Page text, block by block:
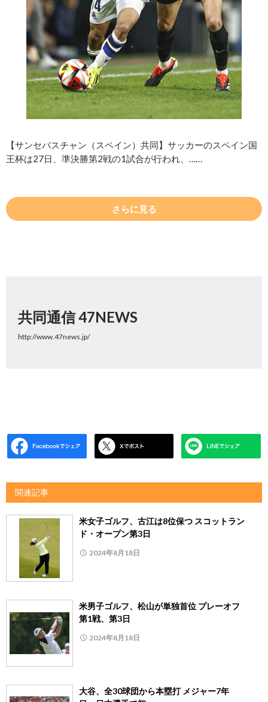
【サンセバスチャン（スペイン）共同】サッカーのスペイン国
王杯は27日、準決勝第2戦の1試合が行われ、……
さらに見る
共同通信 47NEWS
http://www.47news.jp/
関連記事
米女子ゴルフ、古江は8位保つ スコットラン
ド・オープン第3日
2024年8月18日
米男子ゴルフ、松山が単独首位 プレーオフ
第1戦、第3日
2024年8月18日
大谷、全30球団から本塁打 メジャー7年